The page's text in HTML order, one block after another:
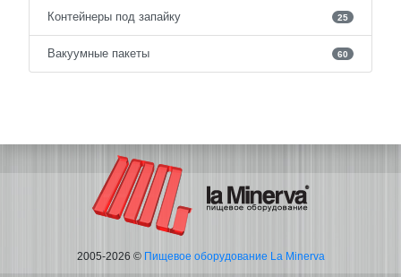
Контейнеры под запайку 25
Вакуумные пакеты 60
2005-2026 © Пищевое оборудование La Minerva